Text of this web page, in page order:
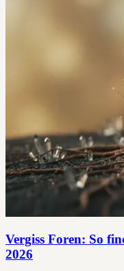
Vergiss Foren: So
2026